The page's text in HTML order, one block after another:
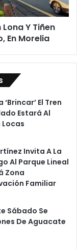
Y Tiñen
En Morelia
El Tren
Estará Al
Locas
Invita A La
Al Parque Lineal
Zona
Familiar
Sábado Se
De Aguacate